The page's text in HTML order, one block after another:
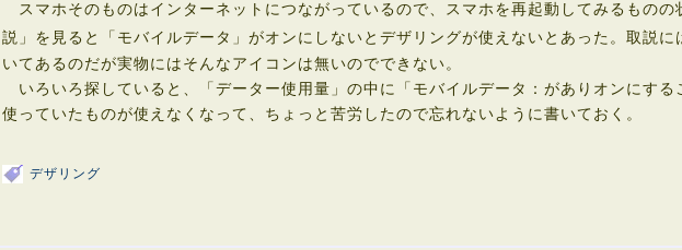
スマホそのものはインターネットにつながっているので、スマホを再起動してみるもの
説」を見ると「モバイルデータ」がオンにしないとデザリングが使えないとあった。取説に
いてあるのだが実物にはそんなアイコンは無いのでできない。
いろいろ探していると、「データー使用量」の中に「モバイルデータ：がありオンにする
使っていたものが使えなくなって、ちょっと苦労したので忘れないように書いておく。
デザリング